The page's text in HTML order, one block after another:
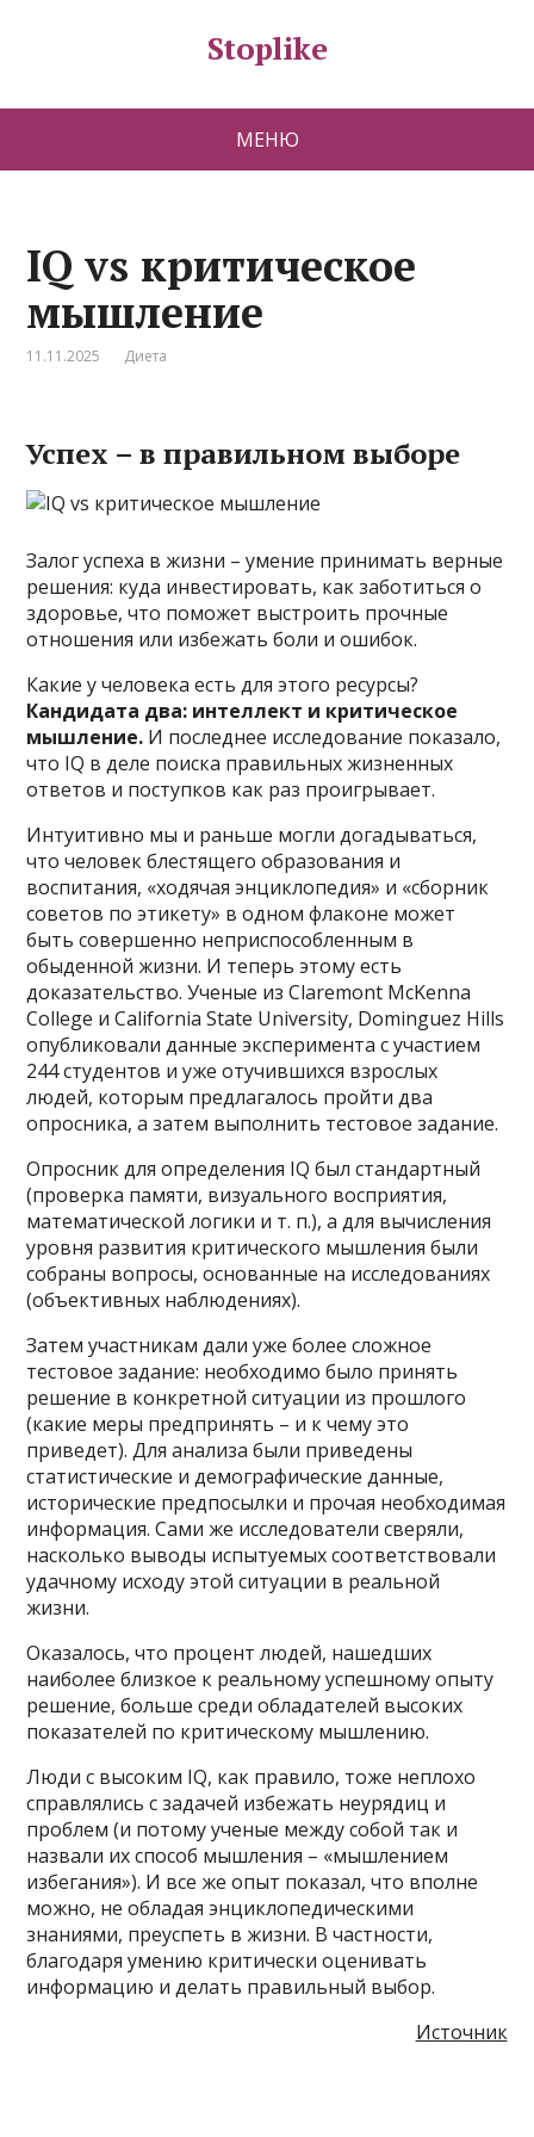
Stoplike
МЕНЮ
IQ vs критическое
мышление
11.11.2025 Диета
Успех – в правильном выборе
Залог успеха в жизни – умение принимать верные
решения: куда инвестировать, как заботиться о
здоровье, что поможет выстроить прочные
отношения или избежать боли и ошибок.
Какие у человека есть для этого ресурсы?
Кандидата два: интеллект и критическое
мышление. И последнее исследование показало,
что IQ в деле поиска правильных жизненных
ответов и поступков как раз проигрывает.
Интуитивно мы и раньше могли догадываться,
что человек блестящего образования и
воспитания, «ходячая энциклопедия» и «сборник
советов по этикету» в одном флаконе может
быть совершенно неприспособленным в
обыденной жизни. И теперь этому есть
доказательство. Ученые из Claremont McKenna
College и California State University, Dominguez Hills
опубликовали данные эксперимента с участием
244 студентов и уже отучившихся взрослых
людей, которым предлагалось пройти два
опросника, а затем выполнить тестовое задание.
Опросник для определения IQ был стандартный
(проверка памяти, визуального восприятия,
математической логики и т. п.), а для вычисления
уровня развития критического мышления были
собраны вопросы, основанные на исследованиях
(объективных наблюдениях).
Затем участникам дали уже более сложное
тестовое задание: необходимо было принять
решение в конкретной ситуации из прошлого
(какие меры предпринять – и к чему это
приведет). Для анализа были приведены
статистические и демографические данные,
исторические предпосылки и прочая необходимая
информация. Сами же исследователи сверяли,
насколько выводы испытуемых соответствовали
удачному исходу этой ситуации в реальной
жизни.
Оказалось, что процент людей, нашедших
наиболее близкое к реальному успешному опыту
решение, больше среди обладателей высоких
показателей по критическому мышлению.
Люди с высоким IQ, как правило, тоже неплохо
справлялись с задачей избежать неурядиц и
проблем (и потому ученые между собой так и
назвали их способ мышления – «мышлением
избегания»). И все же опыт показал, что вполне
можно, не обладая энциклопедическими
знаниями, преуспеть в жизни. В частности,
благодаря умению критически оценивать
информацию и делать правильный выбор.
Источник